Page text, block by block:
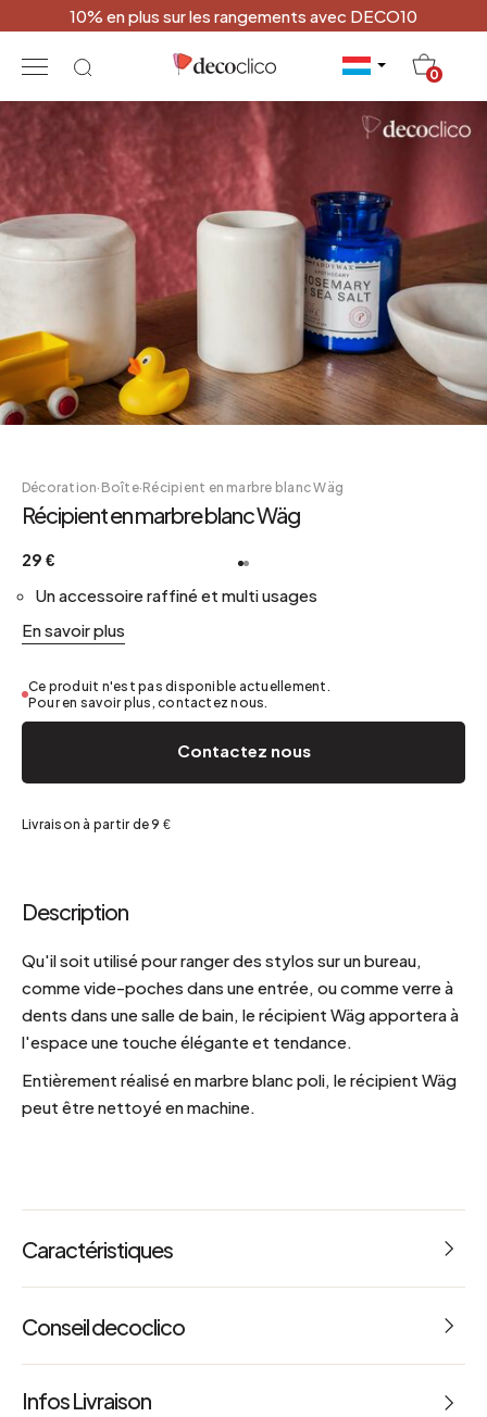
10% en plus sur les rangements avec DECO10
0
Décoration· Boîte·Récipient en marbre blanc Wäg
Récipient en marbre blanc Wäg
29 €
Un accessoire raffiné et multi usages
En savoir plus
Ce produit n'est pas disponible actuellement.
Pour en savoir plus, contactez nous.
Contactez nous
Livraison à partir de 9 €
Description
Qu'il soit utilisé pour ranger des stylos sur un bureau,
comme vide-poches dans une entrée, ou comme verre à
dents dans une salle de bain, le récipient Wäg apportera à
l'espace une touche élégante et tendance.
Entièrement réalisé en marbre blanc poli, le récipient Wäg
peut être nettoyé en machine.
Caractéristiques
Conseil decoclico
lumineux
Infos Livraison